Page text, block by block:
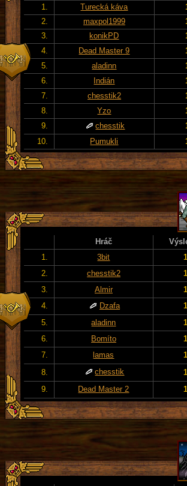
1.
Turecká káva
2.
maxpol1999
3.
konikPD
4.
Dead Master 9
5.
aladinn
6.
Indián
7.
chesstik2
8.
Yzo
9.
chesstik
10.
Pumukli
Hráč
1.
3bit 1
2.
chesstik2 1
3.
Almir 1
4.
Dzafa 1
5.
aladinn 1
6.
Bomíto 1
7.
lamas 1
8.
chesstik 1
9.
Dead Master 2 1